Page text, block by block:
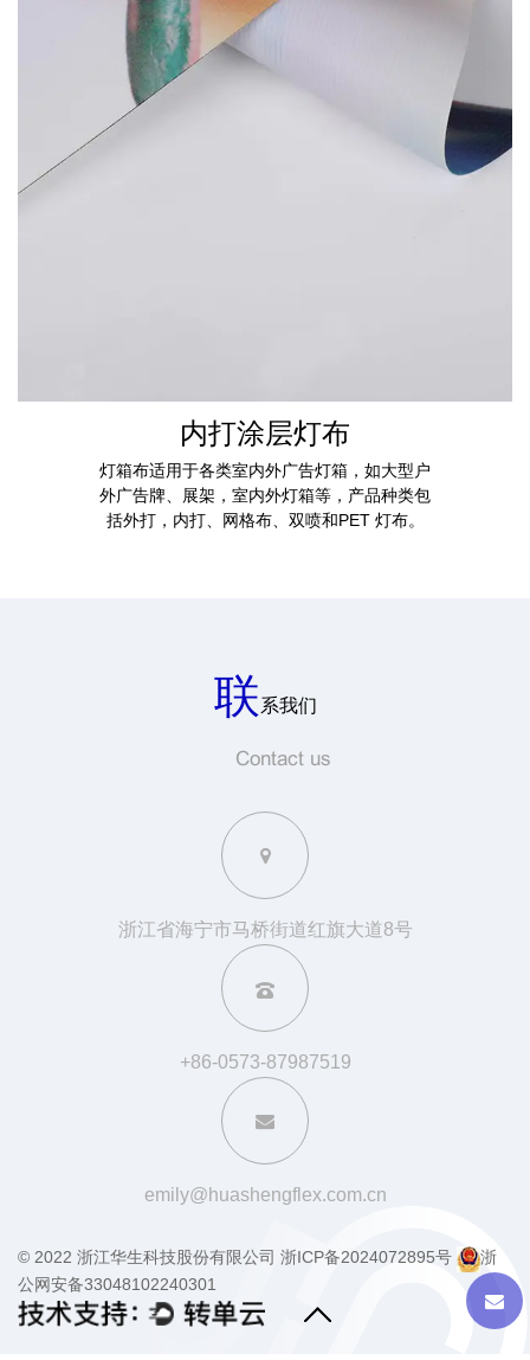
内打涂层灯布
灯箱布适用于各类室内外广告灯箱，如大型户
外广告牌、展架，室内外灯箱等，产品种类包
括外打，内打、网格布、双喷和PET 灯布。
联系我们
Contact us
浙江省海宁市马桥街道红旗大道8号
+86-0573-87987519
emily@huashengflex.com.cn
© 2022 浙江华生科技股份有限公司 浙ICP备2024072895号
浙
公网安备33048102240301